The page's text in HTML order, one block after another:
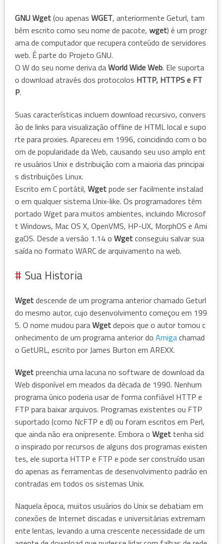
GNU Wget(ou apenas WGET, anteriormente Geturl, tam
bém escrito como seu nome de pacote, wget) é um progr
ama de computador que recupera conteúdo de servidores
web. É parte do Projeto GNU.
O W do seu nome deriva daWorld Wide Web. Ele suporta
o download através dos protocolos HTTP, HTTPS e FT
P.
Suas características incluem download recursivo, convers
ão de links para visualização offline de HTML local e supo
rte para proxies. Apareceu em 1996, coincidindo com o bo
om de popularidade da Web, causando seu uso amplo ent
re usuários Unix e distribuição com a maioria das principai
s distribuições Linux.
Escrito em C portátil, Wgetpode ser facilmente instalad
o em qualquer sistema Unix-like. Os programadores têm
portado Wget para muitos ambientes, incluindo Microsof
t Windows, Mac OS X, OpenVMS, HP-UX, MorphOS e Ami
gaOS. Desde a versão 1.14 o Wgetconseguiu salvar sua
saída no formato WARC de arquivamento na web.
Sua Historia
Wgetdescende de um programa anterior chamado Geturl
do mesmo autor, cujo desenvolvimento começou em 199
5. O nome mudou paraWgetdepois que o autor tomou c
onhecimento de um programa anterior do Amigachamad
o GetURL, escrito por James Burton em AREXX.
Wgetpreenchia uma lacuna no software de download da
Web disponível em meados da década de 1990. Nenhum
programa único poderia usar de forma confiável HTTP e
FTP para baixar arquivos. Programas existentes ou FTP
suportado (como NcFTP e dl) ou foram escritos em Perl,
que ainda não era onipresente. Embora o Wget tenha sid
o inspirado por recursos de alguns dos programas existen
tes, ele suporta HTTP e FTP e pode ser construído usan
do apenas as ferramentas de desenvolvimento padrão en
contradas em todos os sistemas Unix.
Naquela época, muitos usuários do Unix se debatiam em
conexões de Internet discadas e universitárias extremam
ente lentas, levando a uma crescente necessidade de um